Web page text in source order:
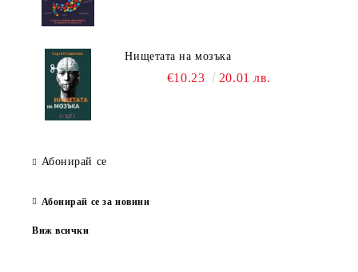
Нищетата на мозъка
€10.23 20.01 лв.
Абонирай се
Абонирай се за новини
Виж всички